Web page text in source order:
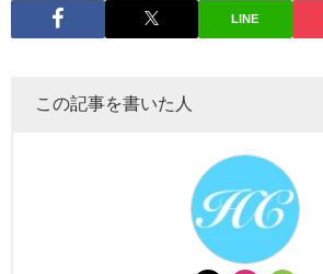
LINE
この記事を書いた人